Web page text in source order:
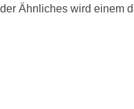
Ähnliches wird einem